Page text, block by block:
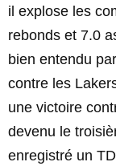
il explose les
rebonds et 7.0
bien entendu
contre les
une victoire
devenu le
enregistré un